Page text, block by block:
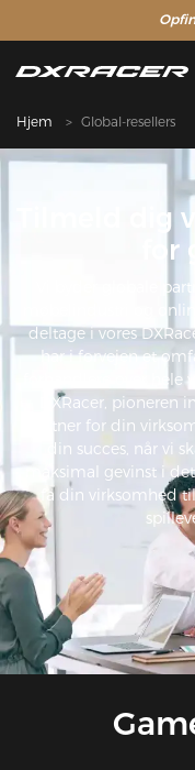
Hjem Global-resellers
Tilmeld dig
for
Vi byder globale
møbelindustri og
deltage i vores
har i forvejen et
forhandlere over hele
DXRacer,
partner for din
din succes, når vi
maksimal gevinst i
få din virksomhed